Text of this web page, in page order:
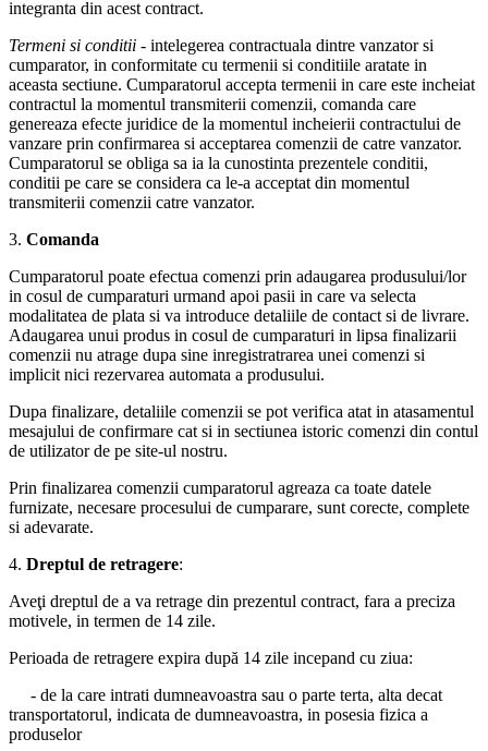
integranta din acest contract.
Termeni si conditii - intelegerea contractuala dintre vanzator si
cumparator, in conformitate cu termenii si conditiile aratate in
aceasta sectiune. Cumparatorul accepta termenii in care este incheiat
contractul la momentul transmiterii comenzii, comanda care
genereaza efecte juridice de la momentul incheierii contractului de
vanzare prin confirmarea si acceptarea comenzii de catre vanzator.
Cumparatorul se obliga sa ia la cunostinta prezentele conditii,
conditii pe care se considera ca le-a acceptat din momentul
transmiterii comenzii catre vanzator.
3. Comanda
Cumparatorul poate efectua comenzi prin adaugarea produsului/lor
in cosul de cumparaturi urmand apoi pasii in care va selecta
modalitatea de plata si va introduce detaliile de contact si de livrare.
Adaugarea unui produs in cosul de cumparaturi in lipsa finalizarii
comenzii nu atrage dupa sine inregistratrarea unei comenzi si
implicit nici rezervarea automata a produsului.
Dupa finalizare, detaliile comenzii se pot verifica atat in atasamentul
mesajului de confirmare cat si in sectiunea istoric comenzi din contul
de utilizator de pe site-ul nostru.
Prin finalizarea comenzii cumparatorul agreaza ca toate datele
furnizate, necesare procesului de cumparare, sunt corecte, complete
si adevarate.
4. Dreptul de retragere:
Aveţi dreptul de a va retrage din prezentul contract, fara a preciza
motivele, in termen de 14 zile.
Perioada de retragere expira după 14 zile incepand cu ziua:
- de la care intrati dumneavoastra sau o parte terta, alta decat
transportatorul, indicata de dumneavoastra, in posesia fizica a
produselor